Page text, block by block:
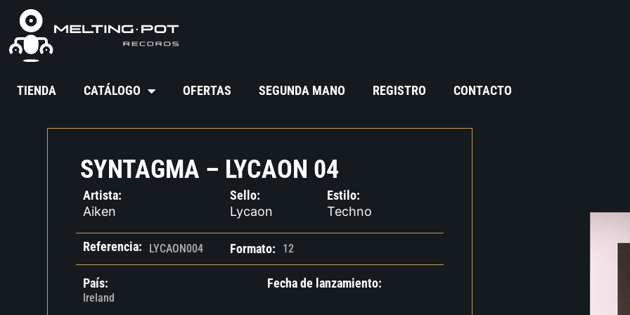
TIENDA CATÁLOGO OFERTAS SEGUNDA MANO REGISTRO CONTACTO
SYNTAGMA – LYCAON 04
Artista:
Aiken
Sello:
Lycaon
Estilo:
Techno
Referencia: LYCAON004 Formato: 12
País:
Ireland
Fecha de lanzamiento: